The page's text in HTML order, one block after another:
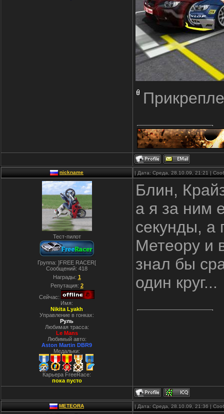
nickname | Дата: Среда, 28.10.09, 21:21 |
Тест-пилот
Группа: ]FREE RACER[
Сообщений: 418
Награды: 1
Репутация: 2
Сейчас:
Имя:
Nikita Lyakh
Управление в гонках:
Руль
Любимая трасса:
Le Mans
Любимый авто:
Aston Martin DBR9
Медальки:
Карьера FreeRace:
пока пусто
Блин,
а я за ним
секунды, а
Метеору и
знал бы
один круг...
METEORA | Дата: Среда, 28.10.09, 21:36 |